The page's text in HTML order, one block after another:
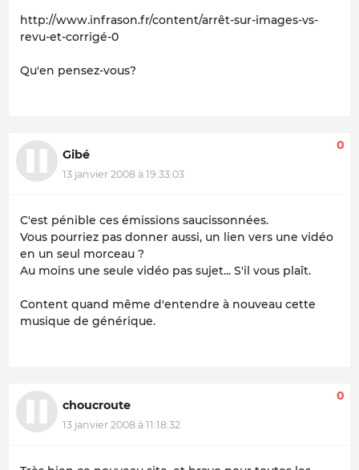
http://www.infrason.fr/content/arrêt-sur-images-vs-
revu-et-corrigé-0
Qu'en pensez-vous?
Gibé
13 janvier 2008 à 19:33:03
0
C'est pénible ces émissions saucissonnées.
Vous pourriez pas donner aussi, un lien vers une vidéo
en un seul morceau ?
Au moins une seule vidéo pas sujet... S'il vous plaît.
Content quand même d'entendre à nouveau cette
musique de générique.
choucroute
13 janvier 2008 à 11:18:32
0